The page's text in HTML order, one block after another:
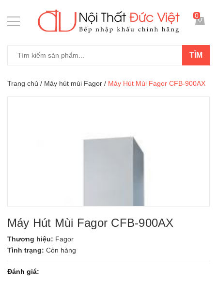
TÌM
0
Trang chủ / Máy hút mùi Fagor / Máy Hút Mùi Fagor CFB-900AX
Máy Hút Mùi Fagor CFB-900AX
Thương hiệu: Fagor
Tình trạng: Còn hàng
Đánh giá: